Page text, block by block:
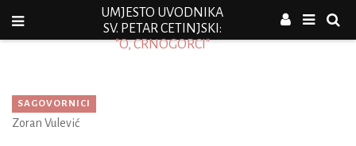
UMJESTO UVODNIKA
SV. PETAR CETINJSKI:
"O, CRNOGORCI"
SAGOVORNICI
Zoran Vulević